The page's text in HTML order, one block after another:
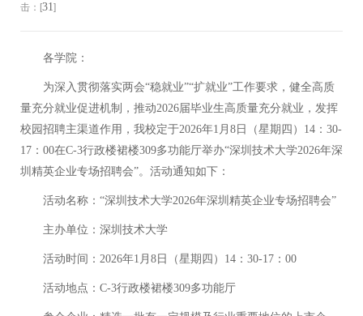
击：[31]
各学院：
为深入贯彻落实两会“稳就业”“扩就业”工作要求，健全高质
量充分就业促进机制，推动2026届毕业生高质量充分就业，发挥
校园招聘主渠道作用，我校定于2026年1月8日（星期四）14：30-
17：00在C-3行政楼裙楼309多功能厅举办“深圳技术大学2026年深
圳精英企业专场招聘会”。活动通知如下：
活动名称： “深圳技术大学2026年深圳精英企业专场招聘会”
主办单位：深圳技术大学
活动时间： 2026年1月8日（星期四）14：30-17：00
活动地点： C-3行政楼裙楼309多功能厅